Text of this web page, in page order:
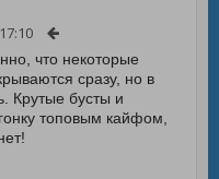
что некоторые
сразу, но в
Крутые бусты и
топовым кайфом,